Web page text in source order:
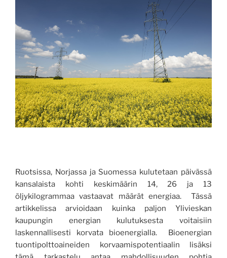
Ruotsissa, Norjassa ja Suomessa kulutetaan päivässä
kansalaista kohti keskimäärin 14, 26 ja 13
öljykilogrammaa vastaavat määrät energiaa. Tässä
artikkelissa arvioidaan kuinka paljon Ylivieskan
kaupungin energian kulutuksesta voitaisiin
laskennallisesti korvata bioenergialla. Bioenergian
tuontipolttoaineiden korvaamispotentiaalin lisäksi